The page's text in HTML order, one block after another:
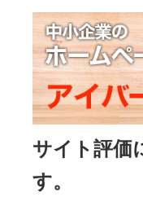
サイト評価
す。